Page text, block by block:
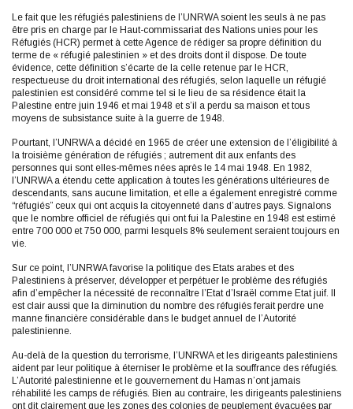
Le fait que les réfugiés palestiniens de l’UNRWA soient les seuls à ne pas
être pris en charge par le Haut-commissariat des Nations unies pour les
Réfugiés (HCR) permet à cette Agence de rédiger sa propre définition du
terme de « réfugié palestinien » et des droits dont il dispose. De toute
évidence, cette définition s’écarte de la celle retenue par le HCR,
respectueuse du droit international des réfugiés, selon laquelle un réfugié
palestinien est considéré comme tel si le lieu de sa résidence était la
Palestine entre juin 1946 et mai 1948 et s’il a perdu sa maison et tous
moyens de subsistance suite à la guerre de 1948.
Pourtant, l’UNRWA a décidé en 1965 de créer une extension de l’éligibilité à
la troisième génération de réfugiés ; autrement dit aux enfants des
personnes qui sont elles-mêmes nées après le 14 mai 1948. En 1982,
l’UNRWA a étendu cette application à toutes les générations ultérieures de
descendants, sans aucune limitation, et elle a également enregistré comme
“réfugiés” ceux qui ont acquis la citoyenneté dans d’autres pays. Signalons
que le nombre officiel de réfugiés qui ont fui la Palestine en 1948 est estimé
entre 700 000 et 750 000, parmi lesquels 8% seulement seraient toujours en
vie.
Sur ce point, l’UNRWA favorise la politique des Etats arabes et des
Palestiniens à préserver, développer et perpétuer le problème des réfugiés
afin d’empêcher la nécessité de reconnaître l’Etat d’Israël comme Etat juif. Il
est clair aussi que la diminution du nombre des réfugiés ferait perdre une
manne financière considérable dans le budget annuel de l’Autorité
palestinienne.
Au-delà de la question du terrorisme, l’UNRWA et les dirigeants palestiniens
aident par leur politique à éterniser le problème et la souffrance des réfugiés.
L’Autorité palestinienne et le gouvernement du Hamas n’ont jamais
réhabilité les camps de réfugiés. Bien au contraire, les dirigeants palestiniens
ont dit clairement que les zones des colonies de peuplement évacuées par